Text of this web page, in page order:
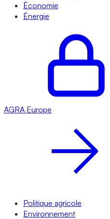
Économie
Énergie
AGRA Europe
Politique agricole
Environnement